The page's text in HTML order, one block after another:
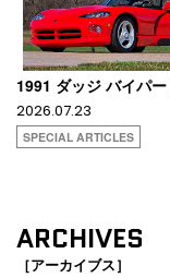
1991 ダッジ バイパ
2026.07.23
SPECIAL ARTICLES
ARCHIVES
［アーカイブス］